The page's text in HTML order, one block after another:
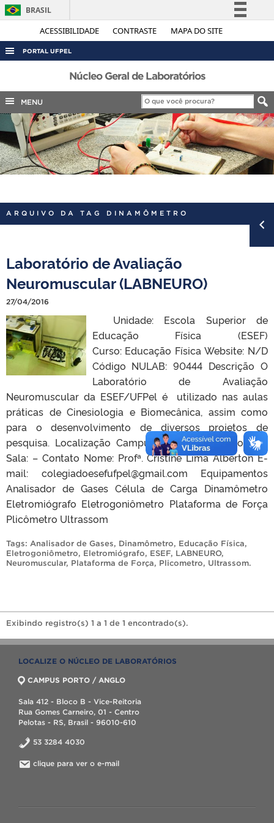
ACESSIBILIDADE CONTRASTE MAPA DO SITE
BRASIL
Simplifique!
Legislação
Canais
PORTAL UFPEL
ACESSO À INFORMAÇÃO
AUDITORIA
COBALTO
CONCURSOS
EDITAIS
INTERNACIONAL
PORTARIAS
Núcleo Geral de Laboratórios
MENU
ARQUIVO DA TAG DINAMÔMETRO
Laboratório de Avaliação
Neuromuscular (LABNEURO)
27/04/2016
Unidade: Escola Superior de
Educação Física (ESEF)
Curso: Educação Física Website: N/D
Código NULAB: 90444 Descrição O
Laboratório de Avaliação
Neuromuscular da ESEF/UFPel é utilizado nas aulas
práticas de Cinesiologia e Biomecânica, assim como
para o desenvolvimento de diversos projetos de
pesquisa. Localização Campus: ESEF Prédio/Bloco: –
Sala: – Contato Nome: Profª. Cristine Lima Alberton E-
mail: colegiadoesefufpel@gmail.com Equipamentos
Analisador de Gases Célula de Carga Dinamômetro
Eletromiógrafo Eletrogoniômetro Plataforma de Força
Plicômetro Ultrassom
Tags: Analisador de Gases, Dinamômetro, Educação Física,
Eletrogoniômetro, Eletromiógrafo, ESEF, LABNEURO,
Neuromuscular, Plataforma de Força, Plicometro, Ultrassom.
Exibindo registro(s) 1 a 1 de 1 encontrado(s).
LOCALIZE O NÚCLEO DE LABORATÓRIOS
CAMPUS PORTO / ANGLO
Sala 412 - Bloco B - Vice-Reitoria
Rua Gomes Carneiro, 01 - Centro
Pelotas - RS, Brasil - 96010-610
53 3284 4030
clique para ver o e-mail